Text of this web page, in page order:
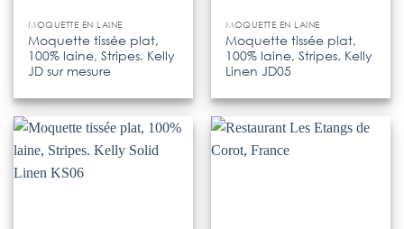
MOQUETTE EN LAINE
Moquette tissée plat,
100% laine, Stripes. Kelly
JD sur mesure
MOQUETTE EN LAINE
Moquette tissée plat,
100% laine, Stripes. Kelly
Linen JD05